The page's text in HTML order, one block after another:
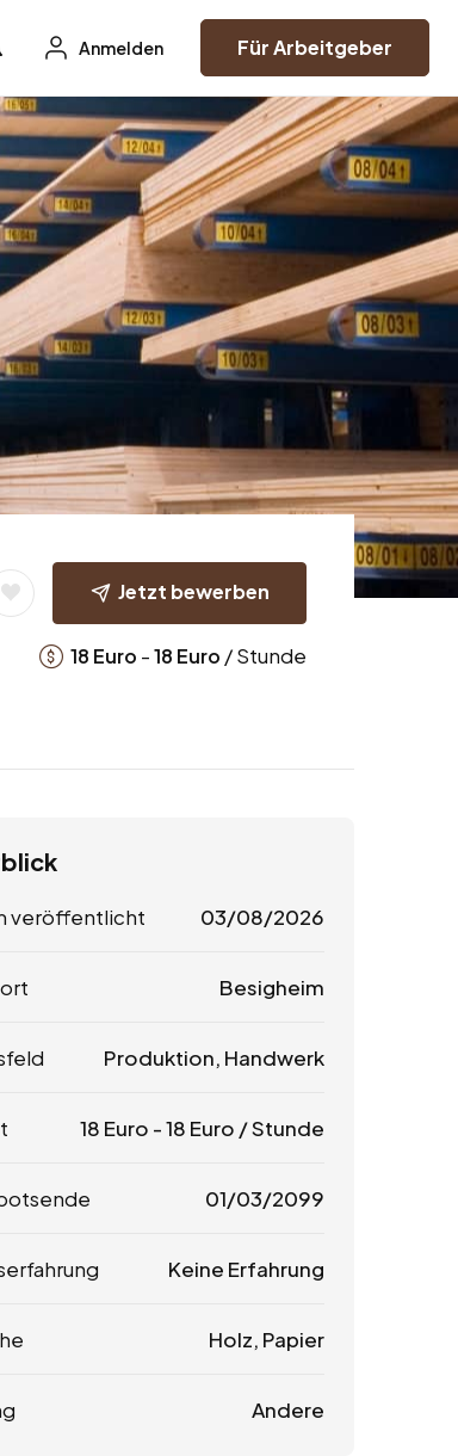
Anmelden Für Arbeitgeber
Jetzt bewerben
18 Euro -18 Euro / Stunde
veröffentlicht 03/08/2026
Besigheim
Produktion, Handwerk
18 Euro -18 Euro / Stunde
01/03/2099
Keine Erfahrung
Holz, Papier
Andere